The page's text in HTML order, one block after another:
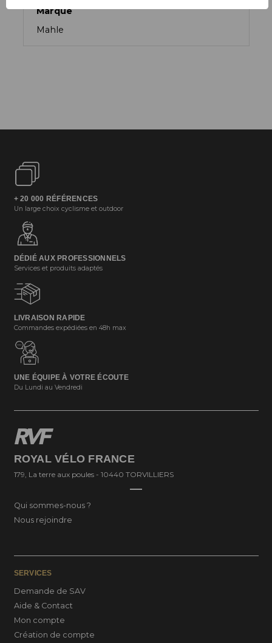
Marque
Mahle
+ 20 000 RÉFÉRENCES
Un large choix cyclisme et outdoor
DÉDIÉ AUX PROFESSIONNELS
Services et produits adaptés
LIVRAISON RAPIDE
Commandes expédiées en 48h max
UNE ÉQUIPE À VOTRE ÉCOUTE
Du Lundi au Vendredi
ROYAL VÉLO FRANCE
179, La terre aux poules - 10440 TORVILLIERS
Qui sommes-nous ?
Nous rejoindre
SERVICES
Demande de SAV
Aide & Contact
Mon compte
Création de compte